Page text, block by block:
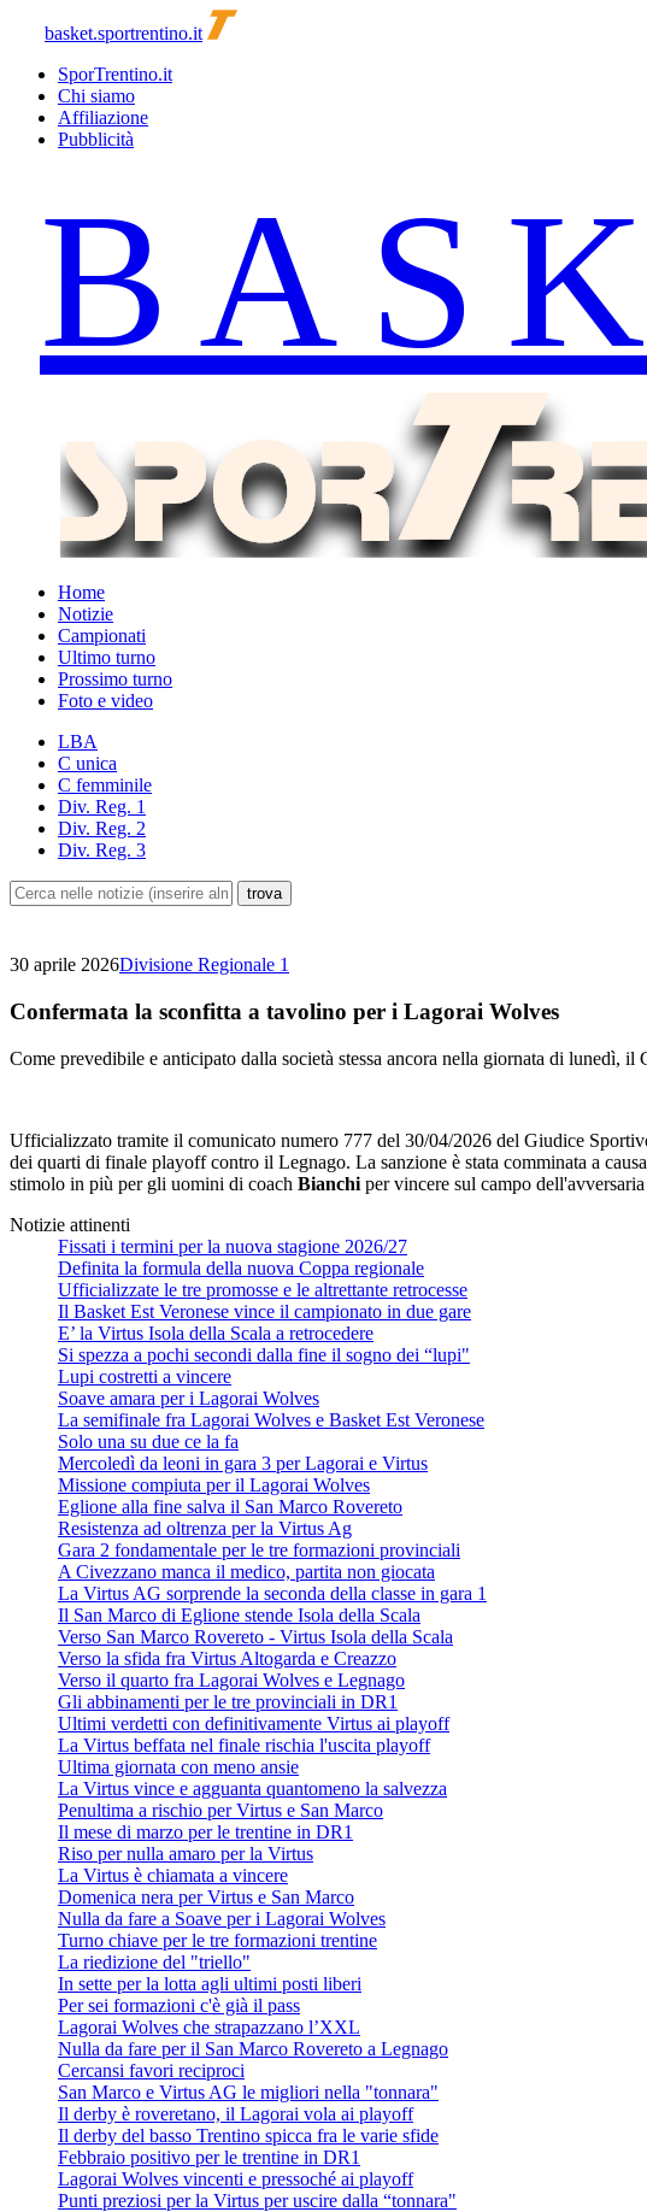
basket.sportrentino.it
SporTrentino.it
Chi siamo
Affiliazione
Pubblicità
Home
Notizie
Campionati
Ultimo turno
Prossimo turno
Foto e video
LBA
C unica
C femminile
Div. Reg. 1
Div. Reg. 2
Div. Reg. 3
30 aprile 2026Divisione Regionale 1
Confermata la sconfitta a tavolino per i Lagorai Wolves
Come prevedibile e anticipato dalla società stessa ancora nella giornata di lunedì,
Ufficializzato tramite il comunicato numero 777 del 30/04/2026 del Giudice
dei quarti di finale playoff contro il Legnago. La sanzione è stata comminata a
stimolo in più per gli uomini di coach Bianchi per vincere sul campo
Notizie attinenti
Fissati i termini per la nuova stagione 2026/27
Definita la formula della nuova Coppa regionale
Ufficializzate le tre promosse e le altrettante retrocesse
Il Basket Est Veronese vince il campionato in due gare
E’ la Virtus Isola della Scala a retrocedere
Si spezza a pochi secondi dalla fine il sogno dei “lupi"
Lupi costretti a vincere
Soave amara per i Lagorai Wolves
La semifinale fra Lagorai Wolves e Basket Est Veronese
Solo una su due ce la fa
Mercoledì da leoni in gara 3 per Lagorai e Virtus
Missione compiuta per il Lagorai Wolves
Eglione alla fine salva il San Marco Rovereto
Resistenza ad oltrenza per la Virtus Ag
Gara 2 fondamentale per le tre formazioni provinciali
A Civezzano manca il medico, partita non giocata
La Virtus AG sorprende la seconda della classe in gara 1
Il San Marco di Eglione stende Isola della Scala
Verso San Marco Rovereto - Virtus Isola della Scala
Verso la sfida fra Virtus Altogarda e Creazzo
Verso il quarto fra Lagorai Wolves e Legnago
Gli abbinamenti per le tre provinciali in DR1
Ultimi verdetti con definitivamente Virtus ai playoff
La Virtus beffata nel finale rischia l'uscita playoff
Ultima giornata con meno ansie
La Virtus vince e agguanta quantomeno la salvezza
Penultima a rischio per Virtus e San Marco
Il mese di marzo per le trentine in DR1
Riso per nulla amaro per la Virtus
La Virtus è chiamata a vincere
Domenica nera per Virtus e San Marco
Nulla da fare a Soave per i Lagorai Wolves
Turno chiave per le tre formazioni trentine
La riedizione del "triello"
In sette per la lotta agli ultimi posti liberi
Per sei formazioni c'è già il pass
Lagorai Wolves che strapazzano l’XXL
Nulla da fare per il San Marco Rovereto a Legnago
Cercansi favori reciproci
San Marco e Virtus AG le migliori nella "tonnara"
Il derby è roveretano, il Lagorai vola ai playoff
Il derby del basso Trentino spicca fra le varie sfide
Febbraio positivo per le trentine in DR1
Lagorai Wolves vincenti e pressoché ai playoff
Punti preziosi per la Virtus per uscire dalla “tonnara"